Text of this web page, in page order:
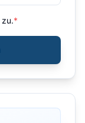
zu.*